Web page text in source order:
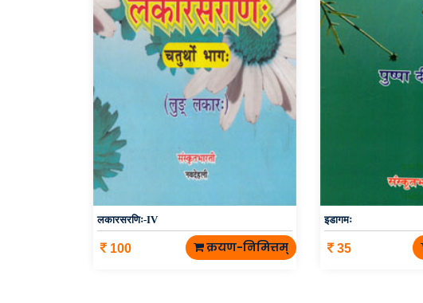
लकारसरणिः-IV
100 क्रयण-निमित्तम्
इडागमः
35